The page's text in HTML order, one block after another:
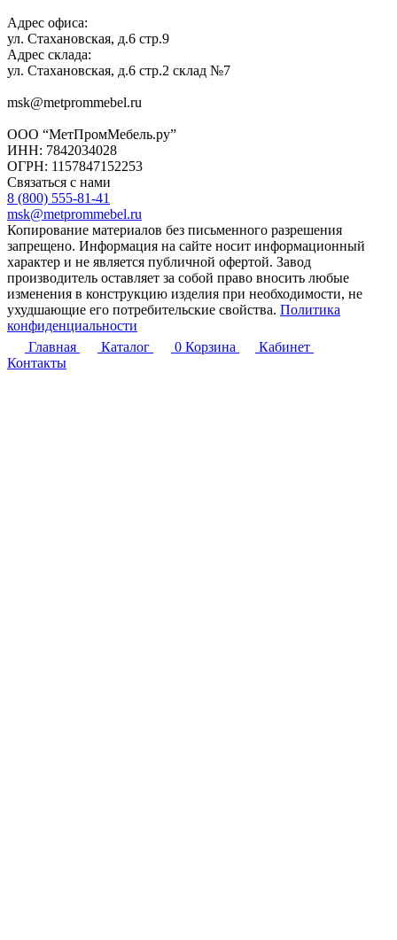
Адрес офиса:
ул. Стахановская, д.6 стр.9
Адрес склада:
ул. Стахановская, д.6 стр.2 склад №7
msk@metprommebel.ru
ООО “МетПромМебель.ру”
ИНН: 7842034028
ОГРН: 1157847152253
Связаться с нами
8 (800) 555-81-41
msk@metprommebel.ru
Копирование материалов без письменного разрешения
запрещено. Информация на сайте носит информационный
характер и не является публичной офертой. Завод
производитель оставляет за собой право вносить любые
изменения в конструкцию изделия при необходимости, не
ухудшающие его потребительские свойства. Политика
конфиденциальности
Главная
Каталог 0 Корзина
Кабинет
Контакты